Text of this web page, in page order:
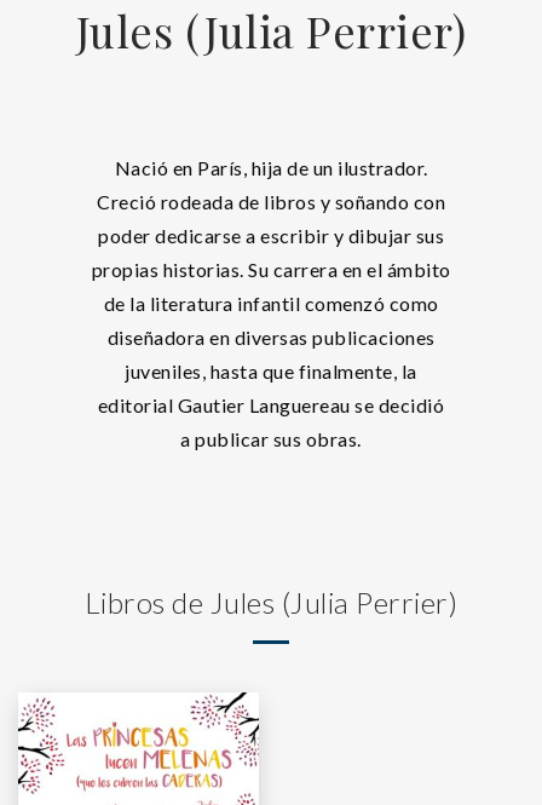
Jules (Julia Perrier)
Nació en París, hija de un ilustrador.
Creció rodeada de libros y soñando con
poder dedicarse a escribir y dibujar sus
propias historias. Su carrera en el ámbito
de la literatura infantil comenzó como
diseñadora en diversas publicaciones
juveniles, hasta que finalmente, la
editorial Gautier Languereau se decidió
a publicar sus obras.
Libros de Jules (Julia Perrier)